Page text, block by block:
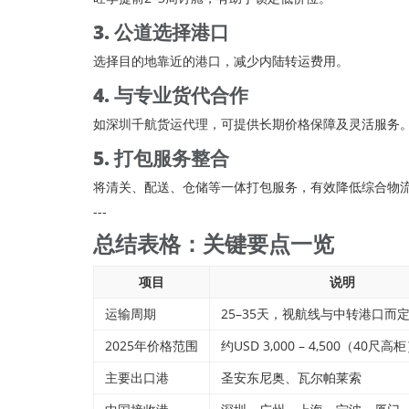
3. 公道选择港口
选择目的地靠近的港口，减少内陆转运费用。
4. 与专业货代合作
如深圳千航货运代理，可提供长期价格保障及灵活服务。
5. 打包服务整合
将清关、配送、仓储等一体打包服务，有效降低综合物流
---
总结表格：关键要点一览
项目
说明
运输周期
25–35天，视航线与中转港口而定
2025年价格范围
约USD 3,000 – 4,500（40尺高柜
主要出口港
圣安东尼奥、瓦尔帕莱索